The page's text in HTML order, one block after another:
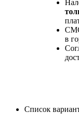
в
Список